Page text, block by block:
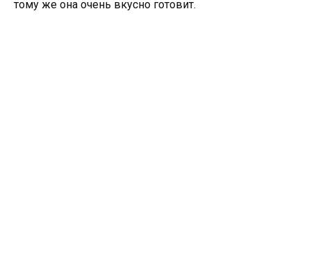
тому же она очень вкусно готовит.